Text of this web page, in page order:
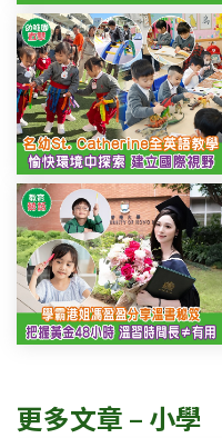
更多文章 – 小學